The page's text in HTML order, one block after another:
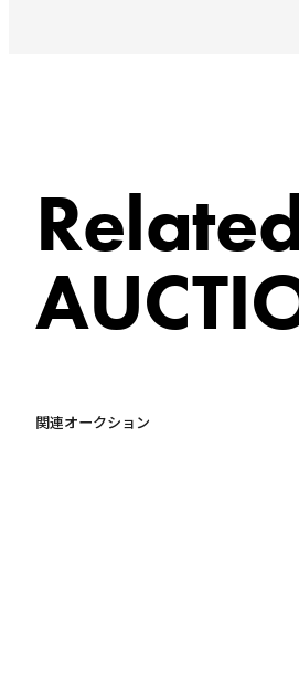
関連オークション